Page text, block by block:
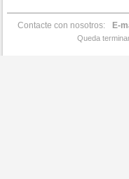
Contacte con nosotros: E-
Queda